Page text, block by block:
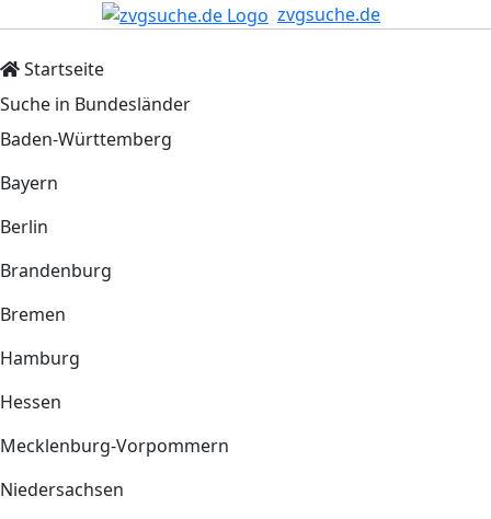
zvgsuche.de
Startseite
Suche in Bundesländer
Baden-Württemberg
Bayern
Berlin
Brandenburg
Bremen
Hamburg
Hessen
Mecklenburg-Vorpommern
Niedersachsen